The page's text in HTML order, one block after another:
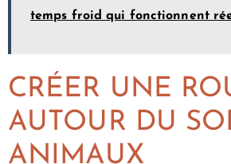
temps froid qui fonctionnent
CRÉER UNE
AUTOUR DU
ANIMAUX